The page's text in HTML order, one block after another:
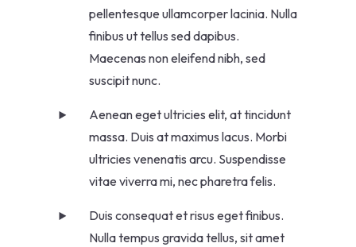
pellentesque ullamcorper lacinia. Nulla
finibus ut tellus sed dapibus.
Maecenas non eleifend nibh, sed
suscipit nunc.
Aenean eget ultricies elit, at tincidunt
massa. Duis at maximus lacus. Morbi
ultricies venenatis arcu. Suspendisse
vitae viverra mi, nec pharetra felis.
Duis consequat et risus eget finibus.
Nulla tempus gravida tellus, sit amet